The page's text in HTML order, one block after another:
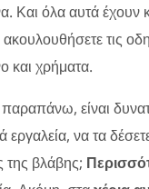
Και όλα αυτά έχουν
τις
και χρήματα.
είναι
εργαλεία, να τα
βλάβης;